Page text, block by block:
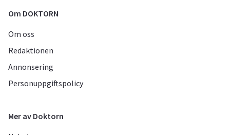
Om DOKTORN
Om oss
Redaktionen
Annonsering
Personuppgiftspolicy
Mer av Doktorn